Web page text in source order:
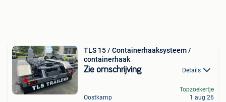
TLS 15 / Containerhaaksysteem /
containerhaak
Zie omschrijving Details
Oostkamp
Topzoekertje
1 aug 26